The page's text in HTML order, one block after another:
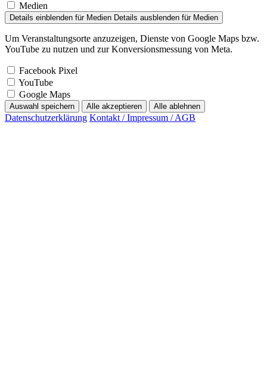
Medien
Details einblenden für Medien Details ausblenden für Medien
Um Veranstaltungsorte anzuzeigen, Dienste von Google Maps bzw.
YouTube zu nutzen und zur Konversionsmessung von Meta.
Facebook Pixel
YouTube
Google Maps
Auswahl speichern Alle akzeptieren Alle ablehnen
Datenschutzerklärung Kontakt / Impressum / AGB